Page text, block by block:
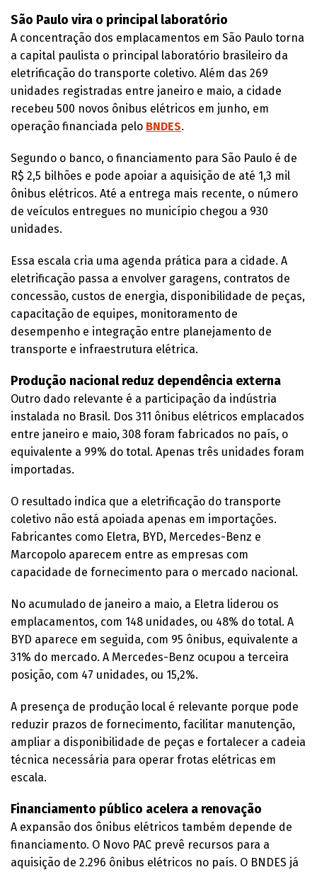
São Paulo vira o principal laboratório
A concentração dos emplacamentos em São Paulo torna
a capital paulista o principal laboratório brasileiro da
eletrificação do transporte coletivo. Além das 269
unidades registradas entre janeiro e maio, a cidade
recebeu 500 novos ônibus elétricos em junho, em
operação financiada pelo BNDES.
Segundo o banco, o financiamento para São Paulo é de
R$ 2,5 bilhões e pode apoiar a aquisição de até 1,3 mil
ônibus elétricos. Até a entrega mais recente, o número
de veículos entregues no município chegou a 930
unidades.
Essa escala cria uma agenda prática para a cidade. A
eletrificação passa a envolver garagens, contratos de
concessão, custos de energia, disponibilidade de peças,
capacitação de equipes, monitoramento de
desempenho e integração entre planejamento de
transporte e infraestrutura elétrica.
Produção nacional reduz dependência externa
Outro dado relevante é a participação da indústria
instalada no Brasil. Dos 311 ônibus elétricos emplacados
entre janeiro e maio, 308 foram fabricados no país, o
equivalente a 99% do total. Apenas três unidades foram
importadas.
O resultado indica que a eletrificação do transporte
coletivo não está apoiada apenas em importações.
Fabricantes como Eletra, BYD, Mercedes-Benz e
Marcopolo aparecem entre as empresas com
capacidade de fornecimento para o mercado nacional.
No acumulado de janeiro a maio, a Eletra liderou os
emplacamentos, com 148 unidades, ou 48% do total. A
BYD aparece em seguida, com 95 ônibus, equivalente a
31% do mercado. A Mercedes-Benz ocupou a terceira
posição, com 47 unidades, ou 15,2%.
A presença de produção local é relevante porque pode
reduzir prazos de fornecimento, facilitar manutenção,
ampliar a disponibilidade de peças e fortalecer a cadeia
técnica necessária para operar frotas elétricas em
escala.
Financiamento público acelera a renovação
A expansão dos ônibus elétricos também depende de
financiamento. O Novo PAC prevê recursos para a
aquisição de 2.296 ônibus elétricos no país. O BNDES já